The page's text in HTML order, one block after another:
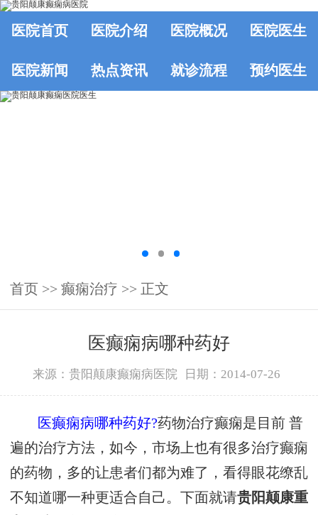
医院首页 医院介绍 医院概况 医院医生
医院新闻 热点资讯 就诊流程 预约医生
首页 >> 癫痫治疗 >> 正文
医癫痫病哪种药好
来源：贵阳颠康癫痫病医院 日期：2014-07-26
医癫痫病哪种药好?药物治疗癫痫是目前 普
遍的治疗方法，如今，市场上也有很多治疗癫痫
的药物，多的让患者们都为难了，看得眼花缭乱
不知道哪一种更适合自己。下面就请贵阳颠康重